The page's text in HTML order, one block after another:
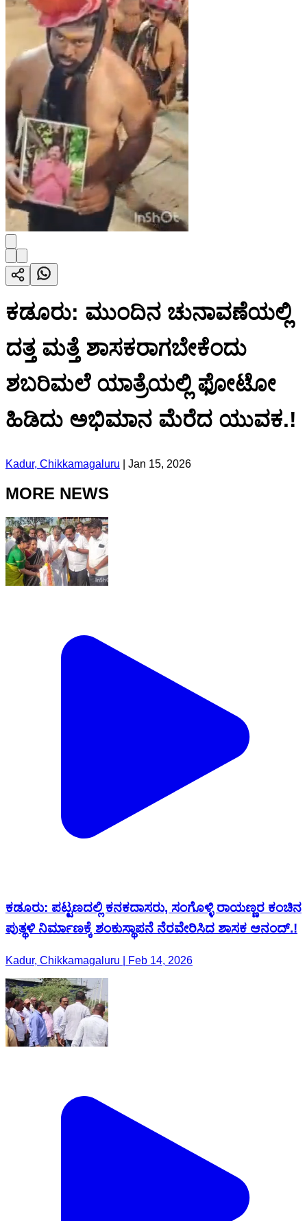
ಕಡೂರು: ಮುಂದಿನ ಚುನಾವಣೆಯಲ್ಲಿ
ದತ್ತ ಮತ್ತೆ ಶಾಸಕರಾಗಬೇಕೆಂದು
ಶಬರಿಮಲೆ ಯಾತ್ರೆಯಲ್ಲಿ ಫೋಟೋ
ಹಿಡಿದು ಅಭಿಮಾನ ಮೆರೆದ ಯುವಕ.!
Kadur, Chikkamagaluru Jan 15, 2026
MORE NEWS
ಕಡೂರು: ಪಟ್ಟಣದಲ್ಲಿ ಕನಕದಾಸರು, ಸಂಗೊಳ್ಳಿ ರಾಯಣ್ಣರ ಕಂಚಿನ
ಪುತ್ಥಳಿ ನಿರ್ಮಾಣಕ್ಕೆ ಶಂಕುಸ್ಥಾಪನೆ ನೆರವೇರಿಸಿದ ಶಾಸಕ ಆನಂದ್.!
Kadur, Chikkamagaluru | Feb 14, 2026